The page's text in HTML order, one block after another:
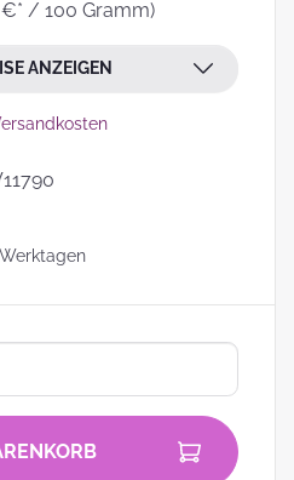
€* / 100 Gramm)
ANZEIGEN